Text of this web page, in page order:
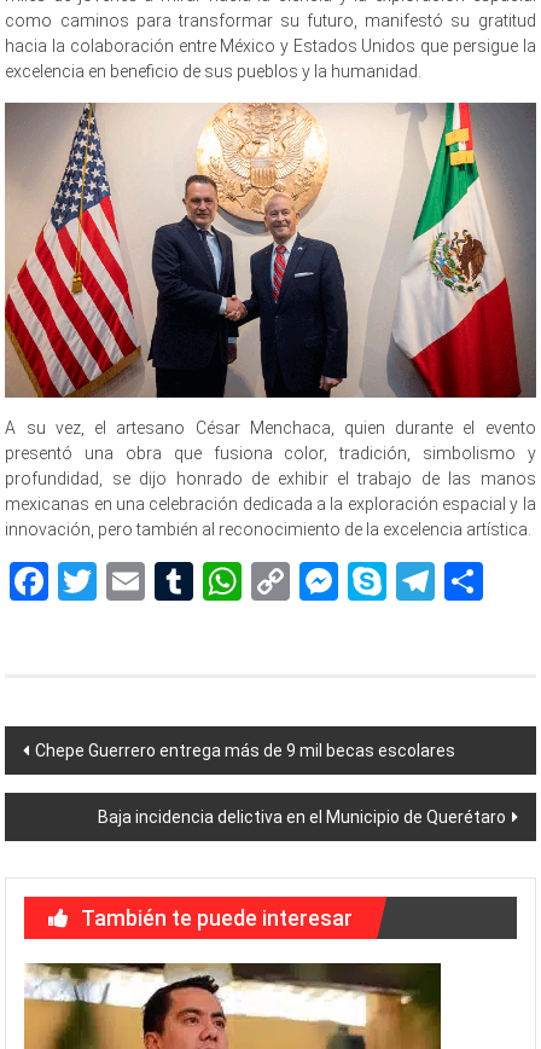
como caminos para transformar su futuro, manifestó su gratitud
hacia la colaboración entre México y Estados Unidos que persigue la
excelencia en beneficio de sus pueblos y la humanidad.
A su vez, el artesano César Menchaca, quien durante el evento
presentó una obra que fusiona color, tradición, simbolismo y
profundidad, se dijo honrado de exhibir el trabajo de las manos
mexicanas en una celebración dedicada a la exploración espacial y la
innovación, pero también al reconocimiento de la excelencia artística.
Facebook
Twitter
EmailTumblr
WhatsApp
CopyMessenger
Skype
Navegación
de
entradas
Chepe Guerrero entrega más de 9 mil becas escolares
Baja incidencia delictiva en el Municipio de Querétaro
También te puede interesar